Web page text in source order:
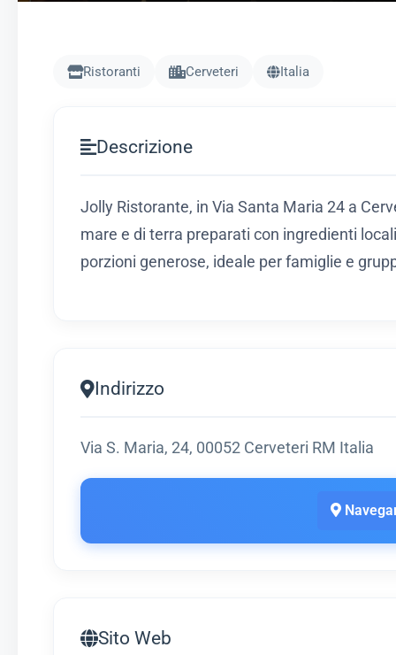
Ristoranti Cerveteri Italia
Descrizione
Jolly Ristorante, in Via Santa Maria 24 a
mare e di terra preparati con ingredienti
porzioni generose, ideale per famiglie e
Indirizzo
Via S. Maria, 24, 00052 Cerveteri RM Italia
Sito Web